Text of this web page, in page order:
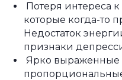
Потеря интереса
которые когда-то
Недостаток
признаки
Ярко выраженные